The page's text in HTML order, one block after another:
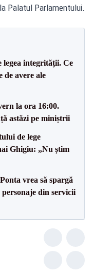
Palatul Parlamentului.
legea integrității. Ce
de avere ale
la ora 16:00.
astăzi pe miniștrii
de lege
Ghigiu: „Nu știm
vrea să spargă
din servicii